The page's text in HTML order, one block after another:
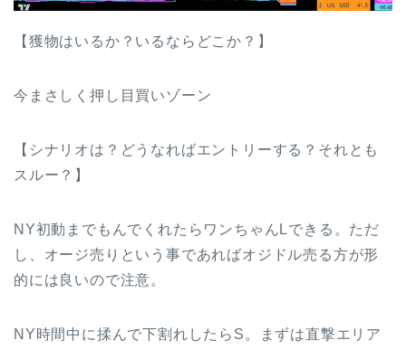
【獲物はいるか？いるならどこか？】
今まさしく押し目買いゾーン
【シナリオは？どうなればエントリーする？それとも
スルー？】
NY初動までもんでくれたらワンちゃんLできる。ただ
し、オージ売りという事であればオジドル売る方が形
的には良いので注意。
NY時間中に揉んで下割れしたらS。まずは直撃エリア